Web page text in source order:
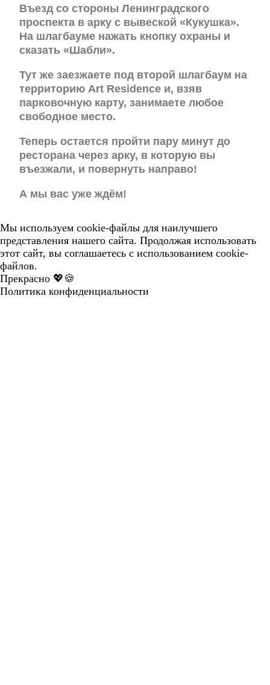
Въезд со стороны Ленинградского
проспекта в арку с вывеской «Кукушка».
На шлагбауме нажать кнопку охраны и
сказать «Шабли».
Тут же заезжаете под второй шлагбаум на
территорию Art Residence и, взяв
парковочную карту, занимаете любое
свободное место.
Теперь остается пройти пару минут до
ресторана через арку, в которую вы
въезжали, и повернуть направо!
А мы вас уже ждём!
Мы используем cookie-файлы для наилучшего
представления нашего сайта. Продолжая использовать
этот сайт, вы соглашаетесь с использованием cookie-
файлов.
Прекрасно 💖🍪
Политика конфиденциальности